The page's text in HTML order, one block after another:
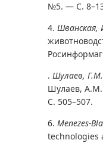
№5. — С.
4. Шванская,
. Шулаев, Г.М.
Шулаев,
С. 505–507.
6. Menezes-
technologies